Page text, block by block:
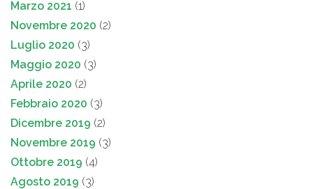
Marzo 2021 (1)
Novembre 2020 (2)
Luglio 2020 (3)
Maggio 2020 (3)
Aprile 2020 (2)
Febbraio 2020 (3)
Dicembre 2019 (2)
Novembre 2019 (3)
Ottobre 2019 (4)
Agosto 2019 (3)